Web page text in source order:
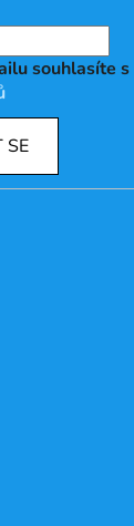
souhlasíte s
SE